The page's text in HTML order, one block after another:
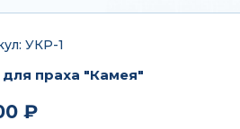
УКР-1
для праха "Камея"
₽